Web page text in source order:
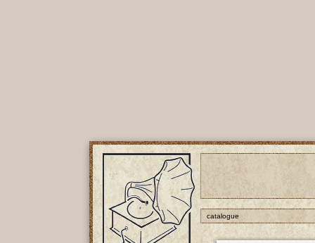
catalogue